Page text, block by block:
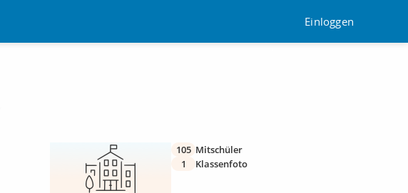
Einloggen
105 Mitschüler
1
Klassenfoto